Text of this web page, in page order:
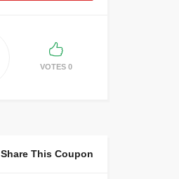
0 VOTES
Share This Coupon